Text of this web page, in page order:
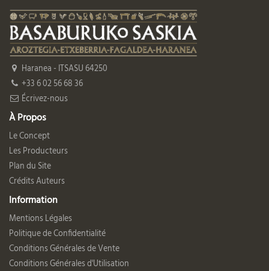
Haranea - ITSASU 64250
+33 6 02 56 68 36
Écrivez-nous
À Propos
Le Concept
Les Producteurs
Plan du Site
Crédits Auteurs
Information
Mentions Légales
Politique de Confidentialité
Conditions Générales de Vente
Conditions Générales d'Utilisation